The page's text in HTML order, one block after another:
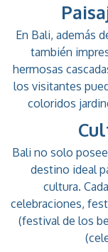
En Bali, además
también
hermosas
los visitantes
coloridos
Bali no solo
destino ideal
cultura.
celebraciones,
(festival de los